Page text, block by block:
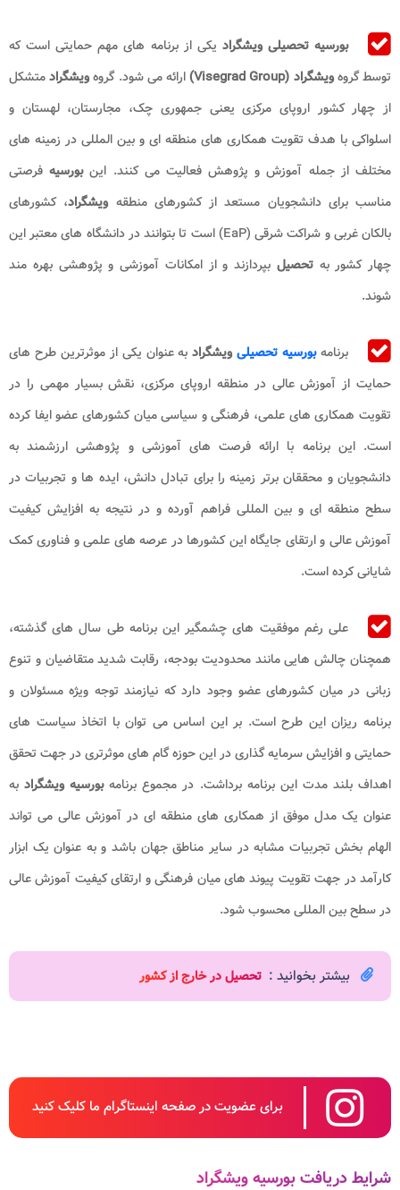
بورسیه تحصیلی ویشگراد یکی از برنامه های مهم حمایتی است که
توسط گروهویشگراد (Visegrad Group) ارائه می شود. گروهویشگرادمتشکل
از چهار کشور اروپای مرکزی یعنی جمهوری چک، مجارستان، لهستان و
اسلواکی با هدف تقویت همکاری‌ های منطقه‌ ای و بین ‌المللی در زمینه‌ های
مختلف از جمله آموزش و پژوهش فعالیت می‌ کنند. اینبورسیهفرصتی
مناسب برای دانشجویان مستعد از کشورهای منطقه ویشگراد، کشورهای
بالکان غربی و شراکت شرقی (EaP) است تا بتوانند در دانشگاه‌ های معتبر این
چهار کشور بهتحصیل بپردازند و از امکانات آموزشی و پژوهشی بهره‌ مند
شوند.
برنامهبورسیه تحصیلیویشگرادبه عنوان یکی از موثرترین طرح های
حمایت از آموزش عالی در منطقه اروپای مرکزی، نقش بسیار مهمی را در
تقویت همکاری های علمی، فرهنگی و سیاسی میان کشورهای عضو ایفا کرده
است. این برنامه با ارائه فرصت‌ های آموزشی و پژوهشی ارزشمند به
دانشجویان و محققان برتر زمینه را برای تبادل دانش، ایده‌ ها و تجربیات در
سطح منطقه‌ ای و بین ‌المللی فراهم آورده و در نتیجه به افزایش کیفیت
آموزش عالی و ارتقای جایگاه این کشورها در عرصه ‌های علمی و فناوری کمک
شایانی کرده است.
علی رغم موفقیت های چشمگیر این برنامه طی سال های گذشته،
همچنان چالش هایی مانند محدودیت بودجه، رقابت شدید متقاضیان و تنوع
زبانی در میان کشورهای عضو وجود دارد که نیازمند توجه ویژه مسئولان و
برنامه‌ ریزان این طرح است. بر این اساس می ‌توان با اتخاذ سیاست‌ های
حمایتی و افزایش سرمایه ‌گذاری در این حوزه گام ‌های موثرتری در جهت تحقق
اهداف بلند مدت این برنامه برداشت. در مجموع برنامهبورسیه ویشگرادبه
عنوان یک مدل موفق از همکاری ‌های منطقه‌ ای در آموزش عالی می‌ تواند
الهام ‌بخش تجربیات مشابه در سایر مناطق جهان باشد و به عنوان یک ابزار
کارآمد در جهت تقویت پیوند های میان ‌فرهنگی و ارتقای کیفیت آموزش عالی
در سطح بین ‌المللی محسوب شود.
بیشتر بخوانید : تحصیل در خارج از کشور
برای عضویت در صفحه اینستاگرام ما کلیک کنید
شرایط دریافت بورسیه ویشگراد